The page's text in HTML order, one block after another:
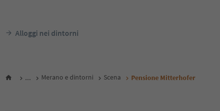
Alloggi nei dintorni
... Merano e dintorni Scena Pensione Mitterhofer